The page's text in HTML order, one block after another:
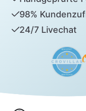
98%
24/7 Livechat